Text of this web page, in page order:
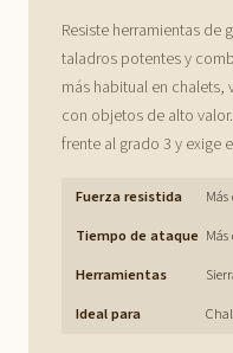
Resiste herramientas de
taladros potentes y
más habitual en chalets,
con objetos de alto
frente al grado 3 y exige
Fuerza resistida
Tiempo de ataque
Herramientas
Ideal para